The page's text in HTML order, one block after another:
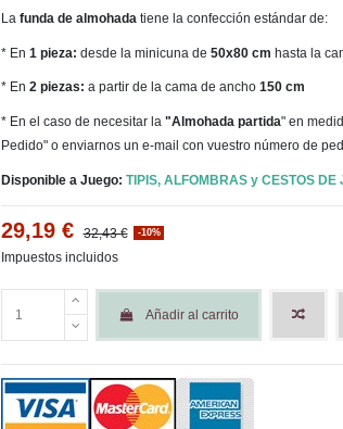
Lafunda de almohada tiene la confección estándar de:
* En1 pieza: desde la minicuna de50x80 cm hasta la
* En2 piezas: a partir de la cama de ancho150 cm
* En el caso de necesitar la"Almohada partida" en
Pedido" o enviarnos un e-mail con vuestro número de
Disponible a Juego:TIPIS, ALFOMBRAS y CESTOS DE
29,19 € 32,43 € -10%
Impuestos incluidos
Añadir al carrito